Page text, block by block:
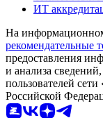
ИТ
На
рекомендательные
предоставления
и анализа
пользователей
Российской